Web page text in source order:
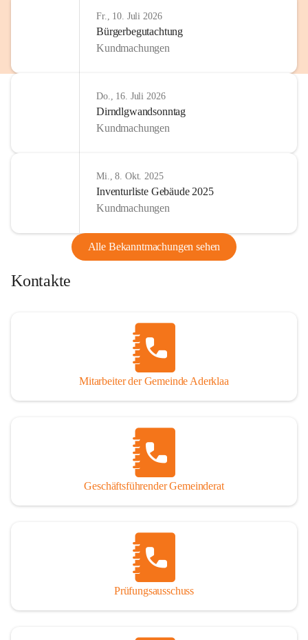
Fr., 10. Juli 2026
Bürgerbegutachtung
Kundmachungen
Do., 16. Juli 2026
Dirndlgwandsonntag
Kundmachungen
Mi., 8. Okt. 2025
Inventurliste Gebäude 2025
Kundmachungen
Alle Bekanntmachungen sehen
Kontakte
Mitarbeiter der Gemeinde Aderklaa
Geschäftsführender Gemeinderat
Prüfungsausschuss